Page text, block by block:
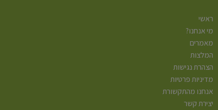
ראשי
מי אנחנו?
מאמרים
המלצות
הצהרת נגישות
מדיניות פרטיות
אנחנו מהתקשורת
יצירת קשר